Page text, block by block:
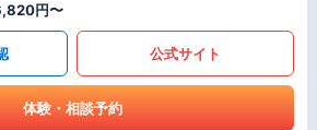
円〜
公式サイト
体験・相談予約